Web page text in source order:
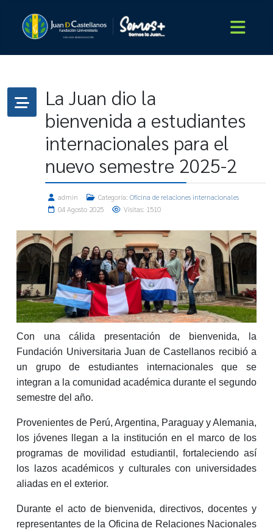
La Juan dio la
bienvenida a estudiantes
internacionales para el
nuevo semestre 2025-2
admin Categoría: Oficina de relaciones internacionales
04 Agosto 2025
Visitas: 1510
Con una cálida presentación de bienvenida, la
Fundación Universitaria Juan de Castellanos recibió a
un grupo de estudiantes internacionales que se
integran a la comunidad académica durante el segundo
semestre del año.
Provenientes de Perú, Argentina, Paraguay y Alemania,
los jóvenes llegan a la institución en el marco de los
programas de movilidad estudiantil, fortaleciendo así
los lazos académicos y culturales con universidades
aliadas en el exterior.
Durante el acto de bienvenida, directivos, docentes y
representantes de la Oficina de Relaciones Nacionales